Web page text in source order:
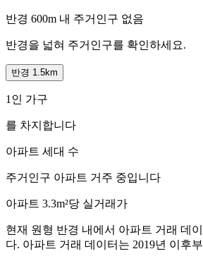
반경 600m 내 주거인구 없음
반경을 넓혀 주거인구를 확인하세요.
반경 1.5km
1인 가구
를 차지합니다
아파트 세대 수
주거인구 아파트 거주 중입니다
아파트 3.3m²당 실거래가
현재 원형 반경 내에서 아파트 거래 데
다. 아파트 거래 데이터는 2019년 이후